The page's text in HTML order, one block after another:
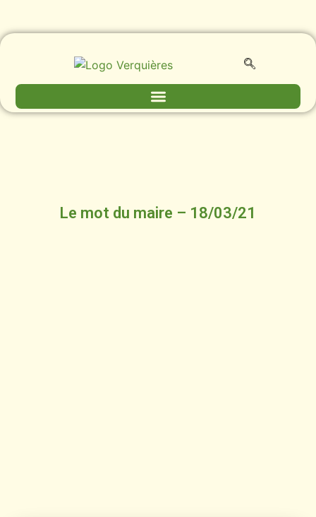
Le mot du maire – 18/03/21